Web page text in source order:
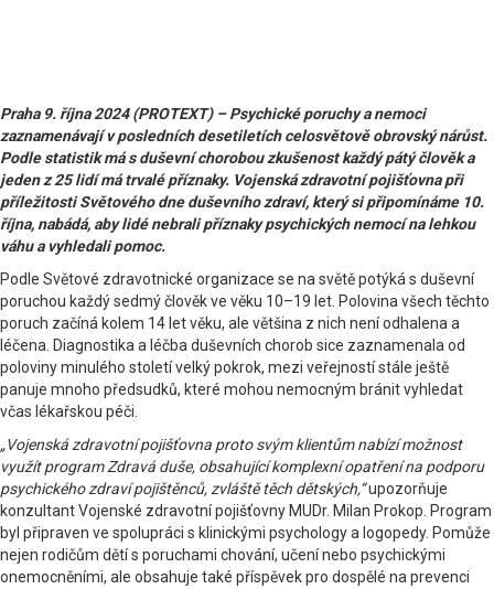
Praha 9. října 2024 (PROTEXT) – Psychické poruchy a nemoci
zaznamenávají v posledních desetiletích celosvětově obrovský nárůst.
Podle statistik má s duševní chorobou zkušenost každý pátý člověk a
jeden z 25 lidí má trvalé příznaky. Vojenská zdravotní pojišťovna při
příležitosti Světového dne duševního zdraví, který si připomínáme 10.
října, nabádá, aby lidé nebrali příznaky psychických nemocí na lehkou
váhu a vyhledali pomoc.
Podle Světové zdravotnické organizace se na světě potýká s duševní
poruchou každý sedmý člověk ve věku 10–19 let. Polovina všech těchto
poruch začíná kolem 14 let věku, ale většina z nich není odhalena a
léčena. Diagnostika a léčba duševních chorob sice zaznamenala od
poloviny minulého století velký pokrok, mezi veřejností stále ještě
panuje mnoho předsudků, které mohou nemocným bránit vyhledat
včas lékařskou péči.
„Vojenská zdravotní pojišťovna proto svým klientům nabízí možnost
využít program Zdravá duše, obsahující komplexní opatření na podporu
psychického zdraví pojištěnců, zvláště těch dětských,“upozorňuje
konzultant Vojenské zdravotní pojišťovny MUDr. Milan Prokop. Program
byl připraven ve spolupráci s klinickými psychology a logopedy. Pomůže
nejen rodičům dětí s poruchami chování, učení nebo psychickými
onemocněními, ale obsahuje také příspěvek pro dospělé na prevenci